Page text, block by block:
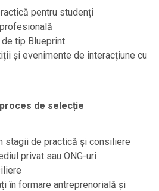
pentru studenți
de tip Blueprint
și evenimente de interacțiune cu
de selecție
stagii de practică și consiliere
privat sau ONG-uri
în formare antreprenorială și